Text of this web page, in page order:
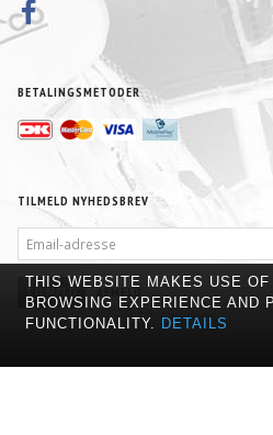
BETALINGSMETODER
TILMELD NYHEDSBREV
ADRESSE
TILMELD AFMELD
THIS WEBSITE MAKES USE
BROWSING EXPERIENCE AND
FUNCTIONALITY. DETAILS